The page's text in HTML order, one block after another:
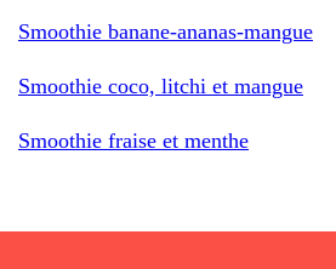
Smoothie banane-ananas-mangue
Smoothie coco, litchi et mangue
Smoothie fraise et menthe